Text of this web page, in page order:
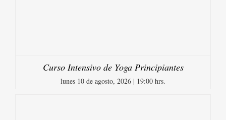
Curso Intensivo de Yoga Principiantes
lunes 10 de agosto, 2026 | 19:00 hrs.